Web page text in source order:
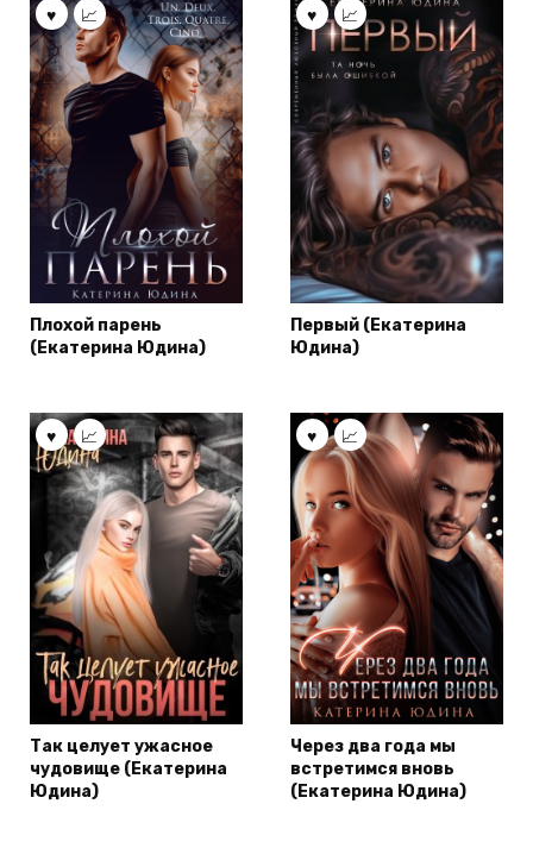
Плохой парень
(Екатерина Юдина)
Первый (Екатерина
Юдина)
Так целует ужасное
чудовище (Екатерина
Юдина)
Через два года мы
встретимся вновь
(Екатерина Юдина)